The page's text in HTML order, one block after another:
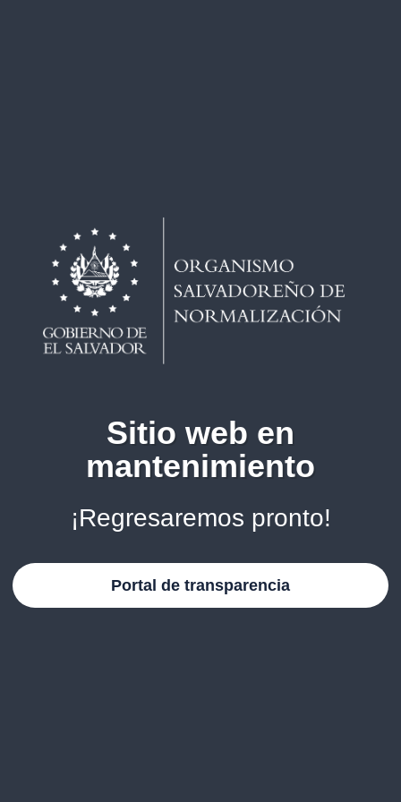
Sitio web en
mantenimiento
¡Regresaremos pronto!
Portal de transparencia